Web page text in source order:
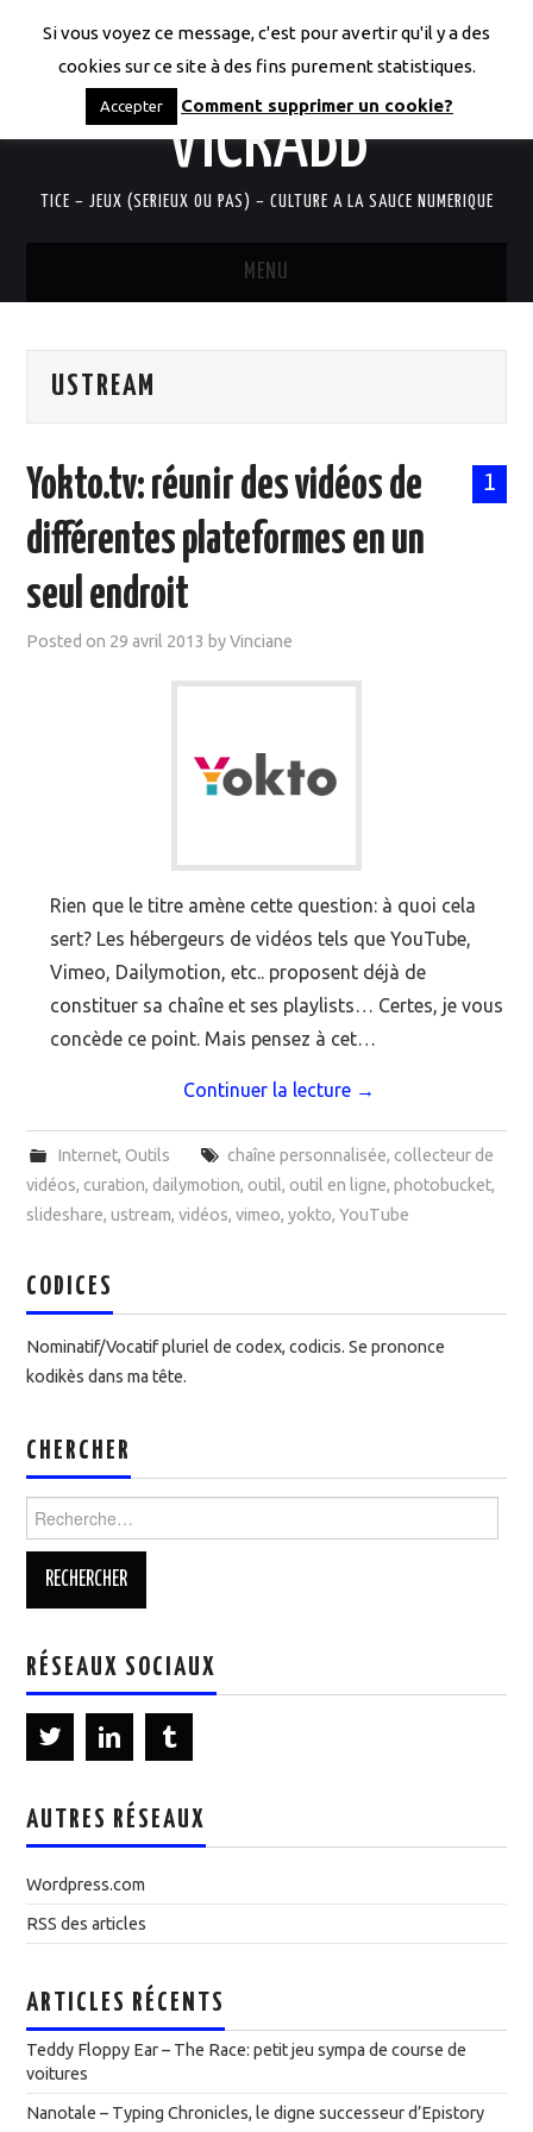
LES CODICES DE
VICRABB
TICE – JEUX (SERIEUX OU PAS) – CULTURE A LA SAUCE NUMERIQUE
MENU
QUI SUIS-JE?
DOCUMENTS
MOOC SUIVIS
EVÉNEMENTS
USTREAM
1
Yokto.tv: réunir des vidéos de
différentes plateformes en un
seul endroit
Posted on 29 avril 2013 byVinciane
Rien que le titre amène cette question: à quoi cela
sert? Les hébergeurs de vidéos tels que YouTube,
Vimeo, Dailymotion, etc.. proposent déjà de
constituer sa chaîne et ses playlists… Certes, je vous
concède ce point. Mais pensez à cet…
Continuer la lecture →
Internet, Outils chaîne personnalisée, collecteur de
vidéos, curation, dailymotion,outil,outil en ligne,photobucket,
slideshare,ustream,vidéos,vimeo,yokto,YouTube
CODICES
Nominatif/Vocatif pluriel de codex, codicis. Se prononce
kodikès dans ma tête.
CHERCHER
Rechercher :
RÉSEAUX SOCIAUX
AUTRES RÉSEAUX
Wordpress.com
RSS des articles
ARTICLES RÉCENTS
Teddy Floppy Ear – The Race: petit jeu sympa de course de
voitures
Nanotale – Typing Chronicles, le digne successeur d’Epistory
Si vous voyez ce message, c'est pour avertir qu'il y a des
cookies sur ce site à des fins purement statistiques.
Accepter Comment supprimer un cookie?